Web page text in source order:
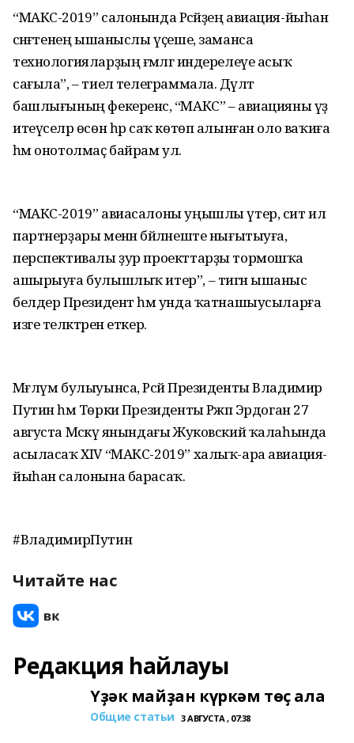
“МАКС-2019” салонында Рәсәйҙең авиация-йыһан
сәнәғәтенең ышаныслы үҫеше, заманса
технологияларҙың ғәмәлгә индерелеүе асыҡ
сағыла”, – тиелә телеграммала. Дәүләт
башлығының фекеренсә, “МАКС” – авиацияны үҙ
итеүселәр өсөн һәр саҡ көтөп алынған оло ваҡиға
һәм онотолмаҫ байрам ул.
“МАКС-2019” авиасалоны уңышлы үтер, сит ил
партнерҙары менән бәйләнеште нығытыуға,
перспективалы ҙур проекттарҙы тормошҡа
ашырыуға булышлыҡ итер”, – тигән ышаныс
белдерә Президент һәм унда ҡатнашыусыларға
изге теләктәрен еткерә.
Мәғлүм булыуынса, Рәсәй Президенты Владимир
Путин һәм Төркиә Президенты Рәжәп Эрдоган 27
августа Мәскәү янындағы Жуковский ҡалаһында
асыласаҡ ХIV “МАКС-2019” халыҡ-ара авиация-
йыһан салонына барасаҡ.
#ВладимирПутин
Читайте нас
Редакция һайлауы
Үҙәк майҙан күркәм төҫ ала
Общие статьи 3 АВГУСТА , 07:38